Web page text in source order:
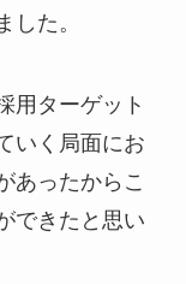
した。
用ターゲット
いく局面にお
あったからこ
できたと思い